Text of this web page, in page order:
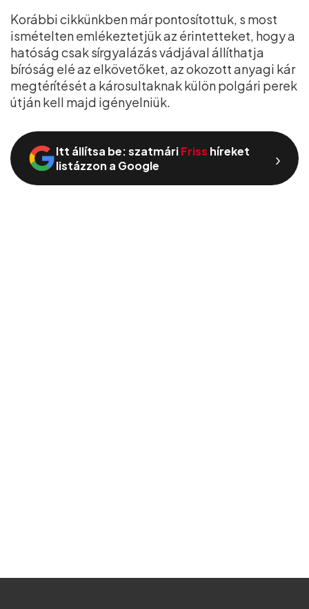
Korábbi cikkünkben már pontosítottuk, s most
ismételten emlékeztetjük az érintetteket, hogy a
hatóság csak sírgyalázás vádjával állíthatja
bíróság elé az elkövetőket, az okozott anyagi kár
megtérítését a károsultaknak külön polgári perek
útján kell majd igényelniük.
Itt állítsa be: szatmáriFriss híreket
listázzon a Google
›